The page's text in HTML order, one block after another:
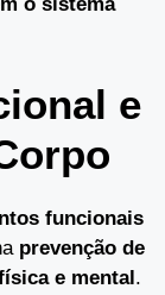
e
funcionais
prevenção de
e mental.